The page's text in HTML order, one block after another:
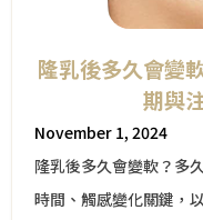
隆乳後多久會變
期與
November 1, 2024
隆乳後多久會變軟？多
時間、觸感變化關鍵，